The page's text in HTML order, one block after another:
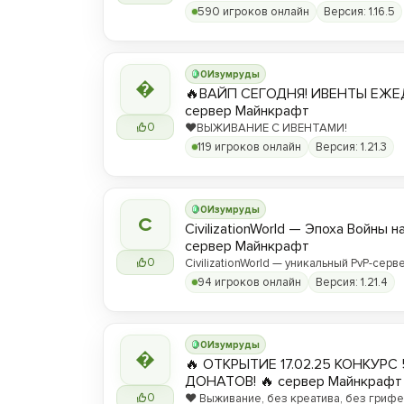
590 игроков онлайн
Версия: 1.16.5

0
0Изумруды
🔥ВАЙП СЕГОДНЯ! ИВЕНТЫ
сервер Майнкрафт
❤️ВЫЖИВАНИЕ С ИВЕНТАМИ!
119 игроков онлайн
Версия: 1.21.3
C
0
0Изумруды
CivilizationWorld — Эпоха Войны
сервер Майнкрафт
CivilizationWorld — уникальный PvP-
Присоединяйся и стань частью
противостояния между Альвами и
94 игроков онлайн Версия: 1.21.4

0
0Изумруды
🔥 ОТКРЫТИЕ 17.02.25 КОНКУРС
ДОНАТОВ! 🔥 сервер Майнкрафт
❤️ Выживание, без креатива, без